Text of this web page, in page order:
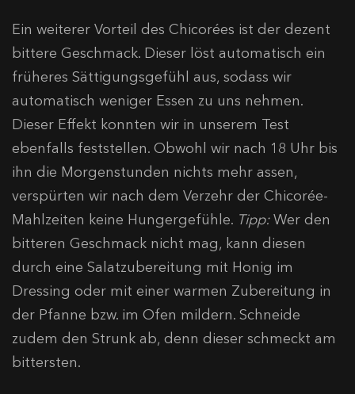
Ein weiterer Vorteil des Chicorées ist der dezent
bittere Geschmack. Dieser löst automatisch ein
früheres Sättigungsgefühl aus, sodass wir
automatisch weniger Essen zu uns nehmen.
Dieser Effekt konnten wir in unserem Test
ebenfalls feststellen. Obwohl wir nach 18 Uhr bis
ihn die Morgenstunden nichts mehr assen,
verspürten wir nach dem Verzehr der Chicorée-
Mahlzeiten keine Hungergefühle. Tipp:Wer den
bitteren Geschmack nicht mag, kann diesen
durch eine Salatzubereitung mit Honig im
Dressing oder mit einer warmen Zubereitung in
der Pfanne bzw. im Ofen mildern. Schneide
zudem den Strunk ab, denn dieser schmeckt am
bittersten.